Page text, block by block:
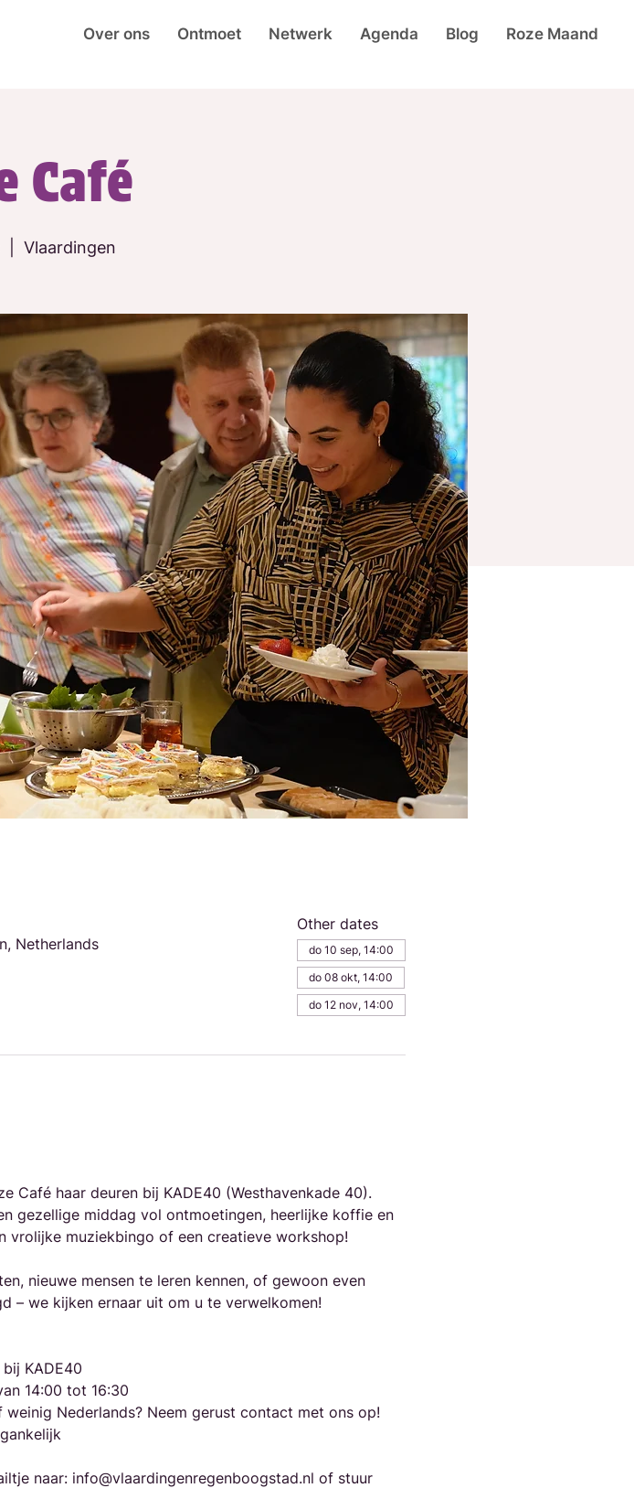
Over ons Ontmoet Netwerk Agenda Blog Roze Maand
Café
Vlaardingen
Netherlands
Other dates
do 10 sep, 14:00
do 08 okt, 14:00
do 12 nov, 14:00
Café haar deuren bij KADE40 (Westhavenkade 40).
gezellige middag vol ontmoetingen, heerlijke koffie en
vrolijke muziekbingo of een creatieve workshop!
nieuwe mensen te leren kennen, of gewoon even
– we kijken ernaar uit om u te verwelkomen!
bij KADE40
14:00 tot 16:30
Nederlands? Neem gerust contact met ons op!
naar: info@vlaardingenregenboogstad.nl of stuur